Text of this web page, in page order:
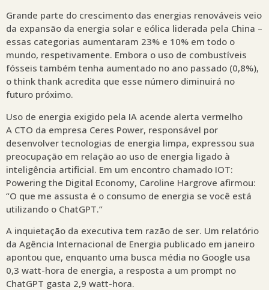
Grande parte do crescimento das energias renováveis veio
da expansão da energia solar e eólica liderada pela China –
essas categorias aumentaram 23% e 10% em todo o
mundo, respetivamente. Embora o uso de combustíveis
fósseis também tenha aumentado no ano passado (0,8%),
o think thank acredita que esse número diminuirá no
futuro próximo.
Uso de energia exigido pela IA acende alerta vermelho
A CTO da empresa Ceres Power, responsável por
desenvolver tecnologias de energia limpa, expressou sua
preocupação em relação ao uso de energia ligado à
inteligência artificial. Em um encontro chamado IOT:
Powering the Digital Economy, Caroline Hargrove afirmou:
“O que me assusta é o consumo de energia se você está
utilizando o ChatGPT.”
A inquietação da executiva tem razão de ser. Um relatório
da Agência Internacional de Energia publicado em janeiro
apontou que, enquanto uma busca média no Google usa
0,3 watt-hora de energia, a resposta a um prompt no
ChatGPT gasta 2,9 watt-hora.